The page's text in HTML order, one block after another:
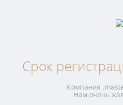
Срок
Компания
Нам очень